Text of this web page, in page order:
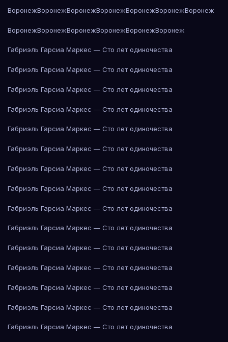
ВоронежВоронежВоронежВоронежВоронежВоронежВоронеж
ВоронежВоронежВоронежВоронежВоронежВоронеж
Габриэль Гарсиа Маркес — Сто лет одиночества
Габриэль Гарсиа Маркес — Сто лет одиночества
Габриэль Гарсиа Маркес — Сто лет одиночества
Габриэль Гарсиа Маркес — Сто лет одиночества
Габриэль Гарсиа Маркес — Сто лет одиночества
Габриэль Гарсиа Маркес — Сто лет одиночества
Габриэль Гарсиа Маркес — Сто лет одиночества
Габриэль Гарсиа Маркес — Сто лет одиночества
Габриэль Гарсиа Маркес — Сто лет одиночества
Габриэль Гарсиа Маркес — Сто лет одиночества
Габриэль Гарсиа Маркес — Сто лет одиночества
Габриэль Гарсиа Маркес — Сто лет одиночества
Габриэль Гарсиа Маркес — Сто лет одиночества
Габриэль Гарсиа Маркес — Сто лет одиночества
Габриэль Гарсиа Маркес — Сто лет одиночества